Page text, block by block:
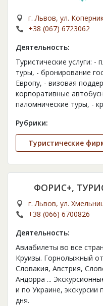
г. Львов, ул.
+38 (067) 6723062
Деятельность:
Туристические услуги:
туры, - бронирование
Европу, - визовая
корпоративные
паломнические туры, -
Рубрики:
Туристические
ФОРИС+,
г. Львов, ул.
+38 (066) 6700826
Деятельность:
Авиабилеты во все
Круизы. Горнолыжный
Словакия, Австрия,
Андорра ...
и по Украине,
дня.